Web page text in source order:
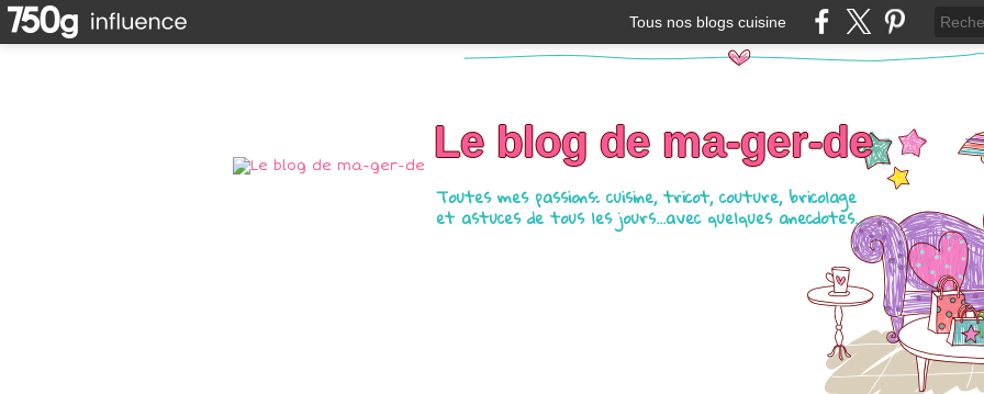
Tous nos blogs cuisine
Le blog de ma-ger-de
Toutes mes passions: cuisine, tricot, couture, bricolage
et astuces de tous les jours...avec quelques anecdotes...